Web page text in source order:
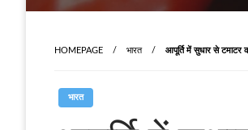
HOMEPAGE भारत आपूर्ति में सुधार से टमाटर
भारत